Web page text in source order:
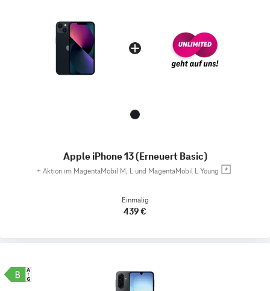
Apple iPhone 13 (Erneuert Basic)
+ Aktion im MagentaMobil M, L und MagentaMobil L Young
Einmalig
439 €